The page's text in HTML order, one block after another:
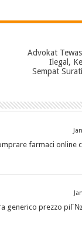
Advokat
Ilegal,
Sempat
farmaci online
generico prezzo